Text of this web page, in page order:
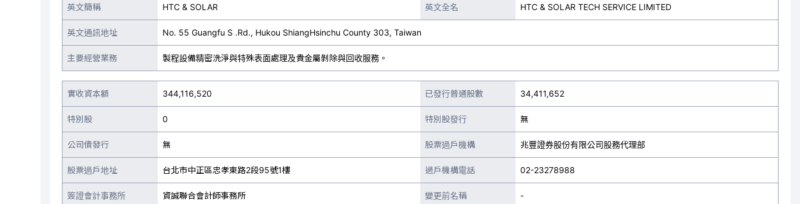
英文簡稱 HTC & SOLAR 英文全名 HTC & SOLAR TECH SERVICE LIMITED
英文通訊地址 No. 55 Guangfu S .Rd., Hukou ShiangHsinchu County 303, Taiwan
主要經營業務 製程設備精密洗淨與特殊表面處理及貴金屬剝除與回收服務。
實收資本額 344,116,520 已發行普通股數 34,411,652
特別股 0 特別股發行 無
公司債發行 無 股票過戶機構 兆豐證券股份有限公司股務代理部
股票過戶地址 台北市中正區忠孝東路2段95號1樓 過戶機構電話 02-23278988
簽證會計事務所 資誠聯合會計師事務所 變更前名稱 -